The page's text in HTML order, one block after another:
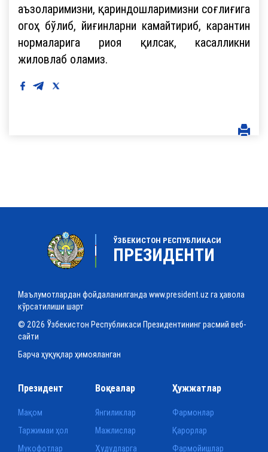
аъзоларимизни, қариндошларимизни соғлиғига
огоҳ бўлиб, йиғинларни камайтириб, карантин
нормаларига риоя қилсак, касалликни
жиловлаб оламиз.
ЎЗБЕКИСТОН РЕСПУБЛИКАСИ
ПРЕЗИДЕНТИ
Маълумотлардан фойдаланилганда www.president.uz га ҳавола
кўрсатилиши шарт
© 2026 Ўзбекистон Республикаси Президентининг расмий веб-
сайти
Барча ҳуқуқлар ҳимояланган
Президент
Мақом
Таржимаи ҳол
Мукофотлар
Воқеалар
Янгиликлар
Мажлислар
Ҳудудларга
Ҳужжатлар
Фармонлар
Қарорлар
Фармойишлар